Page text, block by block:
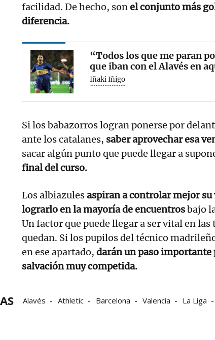
facilidad. De hecho, sonel conjunto más
diferencia.
“Todos los que me paran
que iban con el Alavés en
Iñaki Iñigo
Si los babazorros logran ponerse por
ante los catalanes, saber aprovechar esa
sacar algún punto que puede llegar a
final del curso.
Los albiazulesaspiran a controlar mejor su
lograrlo en la mayoría de encuentrosbajo
Un factor que puede llegar a ser vital en las
quedan. Si los pupilos del técnico
en ese apartado, darán un paso importante
salvación muy competida.
Alavés Athletic Barcelona Valencia La Liga